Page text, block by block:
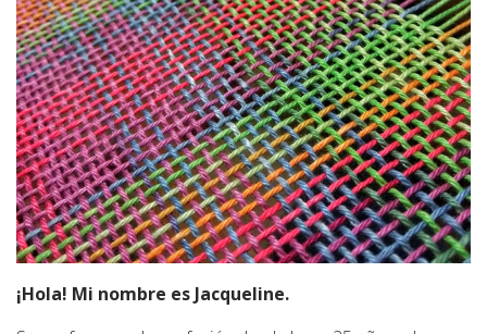
¡Hola! Mi nombre es Jacqueline.